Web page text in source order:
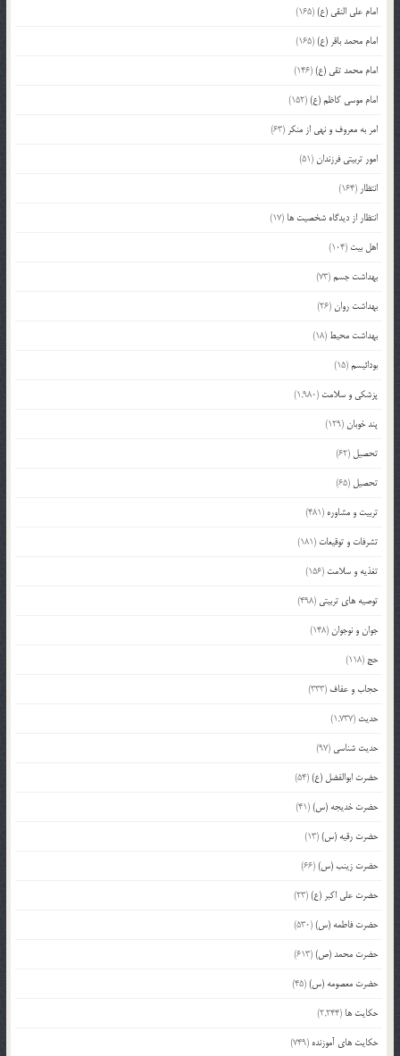
امام علی النقی (ع)(165)
امام محمد باقر (ع)(165)
امام محمد تقی (ع)(146)
امام موسی کاظم (ع)(152)
امر به معروف و نهی از منکر (63)
امور تربیتی فرزندان(51)
انتظار (164)
انتظار از دیدگاه شخصیت ها (17)
اهل بیت (104)
بهداشت جسم(73)
بهداشت روان(26)
بهداشت محیط (18)
بودائیسم(15)
پزشکی و سلامت (1,980)
پند خوبان(129)
تحصیل (62)
تحصیل (65)
تربیت و مشاوره (481)
تشرفات و توقیعات (181)
تغذیه و سلامت (156)
توصیه های تربیتی (498)
جوان و نوجوان(148)
حج (118)
حجاب و عفاف (333)
حدیث (1,737)
حدیث شناسی (97)
حضرت ابوالفضل (ع)(54)
حضرت خدیجه (س)(41)
حضرت رقیه (س)(13)
حضرت زینب (س)(66)
حضرت علی اکبر (ع)(23)
حضرت فاطمه (س)(530)
حضرت محمد (ص)(613)
حضرت معصومه (س)(45)
حکایت ها (2,244)
حکایت های آموزنده (749)